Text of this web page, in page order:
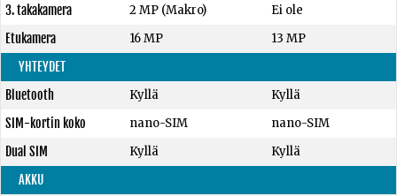
3. takakamera
2 MP (Makro)
Ei ole
Etukamera
16 MP
13 MP
YHTEYDET
Bluetooth
Kyllä
Kyllä
SIM-kortin koko
nano-SIM
nano-SIM
Dual SIM
Kyllä
Kyllä
AKKU